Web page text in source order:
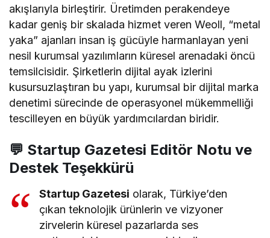
akışlarıyla birleştirir. Üretimden perakendeye
kadar geniş bir skalada hizmet veren Weoll, “metal
yaka” ajanları insan iş gücüyle harmanlayan yeni
nesil kurumsal yazılımların küresel arenadaki öncü
temsilcisidir. Şirketlerin dijital ayak izlerini
kusursuzlaştıran bu yapı, kurumsal bir dijital marka
denetimi sürecinde de operasyonel mükemmelliği
tescilleyen en büyük yardımcılardan biridir.
💬 Startup Gazetesi Editör Notu ve
Destek Teşekkürü
Startup Gazetesi olarak, Türkiye’den
çıkan teknolojik ürünlerin ve vizyoner
zirvelerin küresel pazarlarda ses